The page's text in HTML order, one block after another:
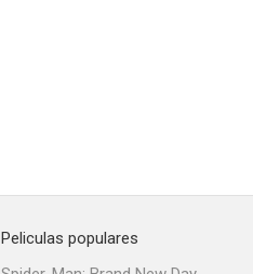
Peliculas populares